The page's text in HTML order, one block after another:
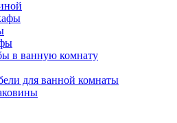
в ванную комнату
для ванной комнаты